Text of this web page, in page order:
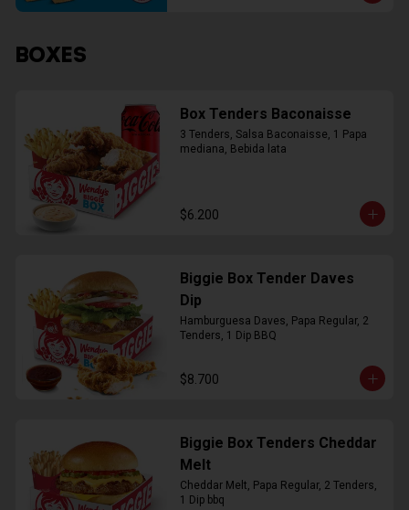
BOXES
Box Tenders Baconaisse
3 Tenders, Salsa Baconaisse, 1 Papa
mediana, Bebida lata
$6.200
Biggie Box Tender Daves
Dip
Hamburguesa Daves, Papa Regular, 2
Tenders, 1 Dip BBQ
$8.700
Biggie Box Tenders Cheddar
Melt
Cheddar Melt, Papa Regular, 2 Tenders,
1 Dip bbq